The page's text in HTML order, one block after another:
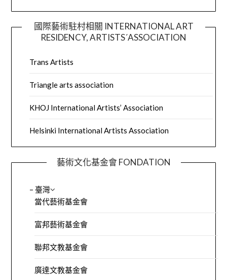
國際藝術駐村相關 INTERNATIONAL ART
RESIDENCY, ARTISTS´ASSOCIATION
Trans Artists
Triangle arts association
KHOJ International Artists’ Association
Helsinki International Artists Association
藝術文化基金會 FONDATION
– 臺灣
當代藝術基金會
富邦藝術基金會
聯邦文教基金會
廣達文教基金會